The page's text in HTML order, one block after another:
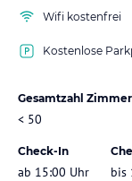
Wifi kostenfrei
Kostenlose
Gesamtzahl Zimmer
< 50
Check-In
ab 15:00 Uhr bis